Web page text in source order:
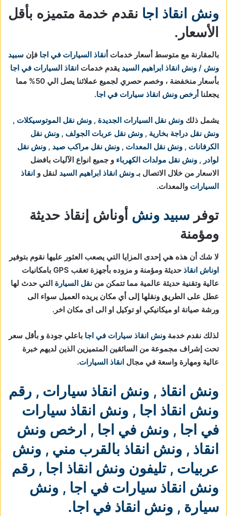
ونش انقاذ اجا نقدم خدمة متميزه بأقل
الأسعار.
بالمقارنة مع متوسط أسعار خدمات أنقاذ السيارات في اجا فإن سبيد
ونش / ونش انقاذ ابراهيم السيد يقدم خدمات انقاذ السيارات في اجا
بأسعار منخفضة ، وخصم حصري لجميع عملائنا يصل الي 50% مما
يجعلنا أرخص ونش انقاذ سيارات في اجا.
يشمل ذلك ونش نقل السيارات الجديدة , ونش نقل الموتوسيكلات ,
ونش نقل دراجة بخارية , ونش نقل عربات الجولف , ونش نقل
الكرفانات , ونش نقل المعدات , ونش نقل مراكب صيد , ونش نقل
لوادر , ونش نقل مولدات الكهرباء و جميع انواع الآليات بافضل
الاسعار من خلال الاتصال بـونش انقاذ ابراهيم السيد لنقل و انقاذ
السيارات والمعدات.
توفر سبيد ونش أوناش إنقاذ حديثة
ومؤمنة
لا شك أن هذه هي إحدى المزايا التي يصعب العثور عليها نقوم بتوفير
اوناش انقاذ
حديثة ومؤمنة و مزوده بأجهزة تعقب GPS بامكانيات
عالية وتقنية حديثة عالمية مما تتمكن من نقل السيارة التي حدث لها
عطل على الطريق ونقلها إلى أي مكان يريده العميل سواء الى
ورشة صيانة او ميكانيكي او توكيل او الى اى مكان اخر.
لذلك نقدم خدمة ونش انقاذ سيارات في اجا باعلي جودة و بأقل سعر
تحت إشراف مجموعة من السائقين المتميزين الذين لديهم خبرة
عالية ومهارة واسعة في مجال انقاذ السيارات.
ونش انقاذ , ونش انقاذ سيارات , رقم
ونش انقاذ اجا , ونش انقاذ سيارات
في اجا , ونش في اجا , ارخص ونش
انقاذ , ونش انقاذ بالقرب مني , ونش
عربيات , تليفون ونش انقاذ اجا , رقم
ونش انقاذ سيارات في اجا , ونش
سيارة , ونش انقاذ في اجا.